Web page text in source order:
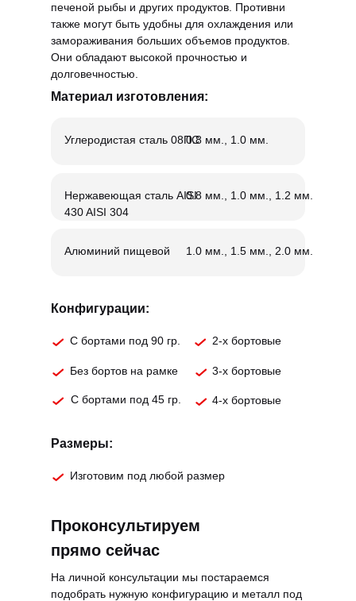
Материал изготовления:
Углеродистая сталь 08ПС0.8 мм., 1.0 мм.
Нержавеющая сталь AISI
430 AISI 304
0.8 мм., 1.0 мм., 1.2 мм.
Алюминий пищевой 1.0 мм., 1.5 мм., 2.0 мм.
Конфигурации:
Проконсультируем
прямо сейчас
На личной консультации мы постараемся
подобрать нужную конфигурацию и металл под
печеной рыбы и других продуктов. Противни
также могут быть удобны для охлаждения или
замораживания больших объемов продуктов.
Они обладают высокой прочностью и
долговечностью.
С бортами под 90 гр.
С бортами под 45 гр.
Без бортов на рамке
2-х бортовые
3-х бортовые
4-х бортовые
Размеры:
Изготовим под любой размер